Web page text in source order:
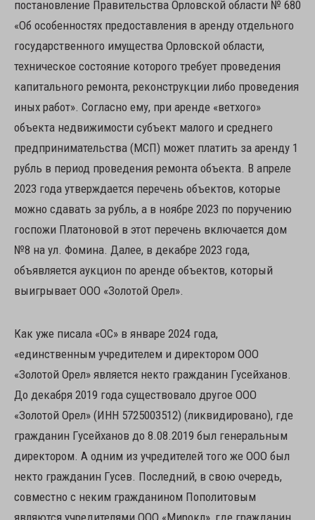
постановление Правительства Орловской области № 680
«Об особенностях предоставления в аренду отдельного
государственного имущества Орловской области,
техническое состояние которого требует проведения
капитального ремонта, реконструкции либо проведения
иных работ». Согласно ему, при аренде «ветхого»
объекта недвижимости субъект малого и среднего
предпринимательства (МСП) может платить за аренду 1
рубль в период проведения ремонта объекта. В апреле
2023 года утверждается перечень объектов, которые
можно сдавать за рубль, а в ноябре 2023 по поручению
госпожи Платоновой в этот перечень включается дом
№8 на ул. Фомина. Далее, в декабре 2023 года,
объявляется аукцион по аренде объектов, который
выигрывает ООО «Золотой Орел».
Как уже писала «ОС» в январе 2024 года,
«единственным учредителем и директором ООО
«Золотой Орел» является некто гражданин Гусейханов.
До декабря 2019 года существовало другое ООО
«Золотой Орел» (ИНН 5725003512) (ликвидировано), где
гражданин Гусейханов до 8.08.2019 был генеральным
директором. А одним из учредителей того же ООО был
некто гражданин Гусев. Последний, в свою очередь,
совместно с неким гражданином Пополитовым